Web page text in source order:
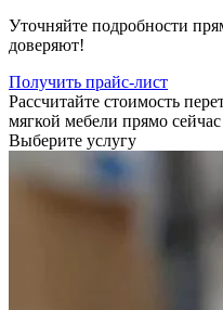
Уточняйте подробности
доверяют!
Получить прайс-лист
Рассчитайте стоимость
мягкой мебели прямо
Выберите услугу